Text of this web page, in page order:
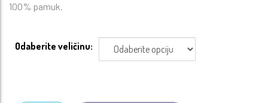
100% pamuk.
Odaberite veličinu: